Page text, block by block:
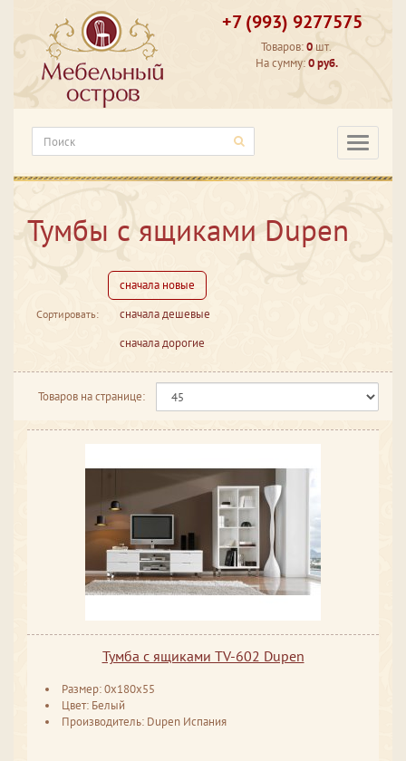
+7 (993) 9277575
Товаров:0 шт.
На сумму:0 руб.
Тумбы с ящиками Dupen
Сортировать:
сначала новые
сначала дешевые
сначала дорогие
Товаров на странице:
Тумба с ящиками TV-602 Dupen
Размер: 0x180x55
Цвет: Белый
Производитель: Dupen Испания